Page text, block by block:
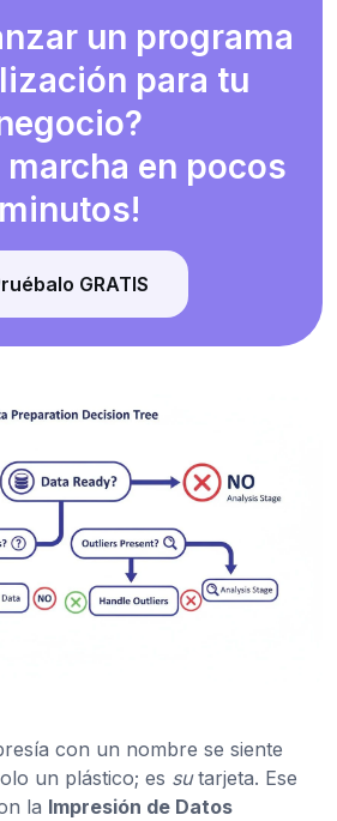
un programa
para tu
marcha en pocos
minutos!
GRATIS
con un nombre se siente
un plástico; es sutarjeta. Ese
la Impresión de Datos